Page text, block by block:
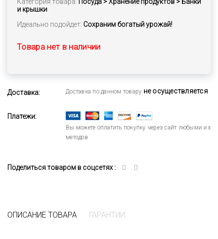
и крышки
Идеально подойдет: Сохраним богатый урожай!
Товара нет в наличии
Доставка: Доставка по данном товару не осуществляется
Платежи:
Вы можете оплатить покупку через сайт любыми из
методов
Поделиться товаром в соцсетях :
ОПИСАНИЕ ТОВАРА ГАРАНТИИ